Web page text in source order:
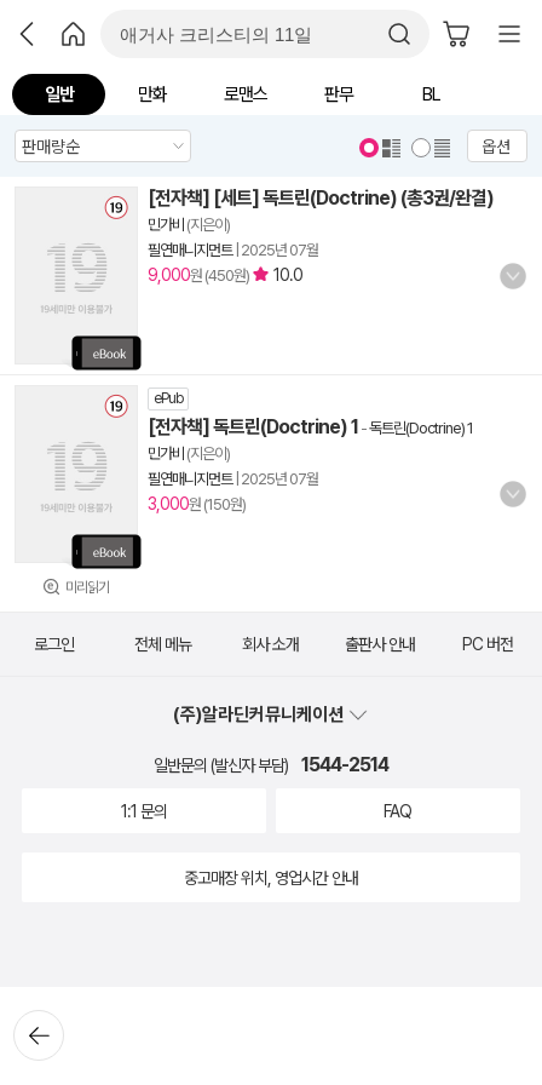
일반 만화 로맨스 판무 BL
옵션
[전자책] [세트] 독트린(Doctrine) (총3권/완결)
민가비 (지은이)
필연매니지먼트| 2025년 07월
9,000원 (450원) 10.0
미리읽기
ePub
[전자책] 독트린(Doctrine) 1 -독트린(Doctrine) 1
민가비 (지은이)
필연매니지먼트| 2025년 07월
3,000원 (150원)
뒤로가
기
로그인 전체 메뉴 회사 소개 출판사 안내 PC 버전
(주)알라딘커뮤니케이션
일반문의 (발신자 부담) 1544-2514
1:1 문의 FAQ
중고매장 위치, 영업시간 안내